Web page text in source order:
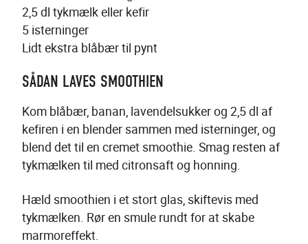
2,5 dl tykmælk eller kefir
5 isterninger
Lidt ekstra blåbær til pynt
SÅDAN LAVES SMOOTHIEN
Kom blåbær, banan, lavendelsukker og 2,5 dl af
kefiren i en blender sammen med isterninger, og
blend det til en cremet smoothie. Smag resten af
tykmælken til med citronsaft og honning.
Hæld smoothien i et stort glas, skiftevis med
tykmælken. Rør en smule rundt for at skabe
marmoreffekt.